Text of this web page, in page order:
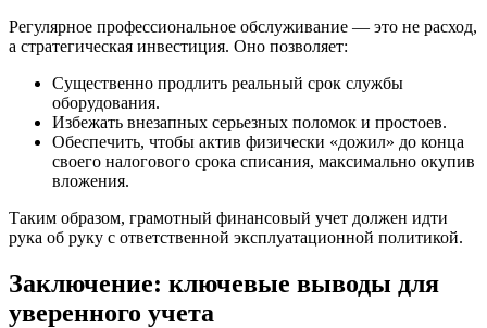
Регулярное профессиональное обслуживание — это не расход,
а стратегическая инвестиция. Оно позволяет:
Существенно продлить реальный срок службы
оборудования.
Избежать внезапных серьезных поломок и простоев.
Обеспечить, чтобы актив физически «дожил» до конца
своего налогового срока списания, максимально окупив
вложения.
Таким образом, грамотный финансовый учет должен идти
рука об руку с ответственной эксплуатационной политикой.
Заключение: ключевые выводы для
уверенного учета